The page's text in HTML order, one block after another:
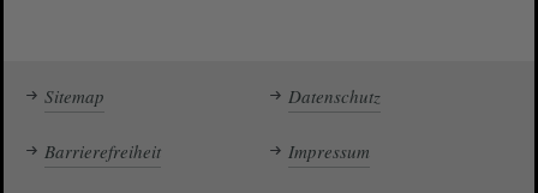
Sitemap Datenschutz
Barrierefreiheit Impressum